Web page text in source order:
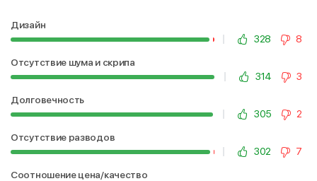
Дизайн
328
8
Отсутствие шума и скрипа
314
3
Долговечность
305
2
Отсутствие разводов
302
7
Соотношение цена/качество